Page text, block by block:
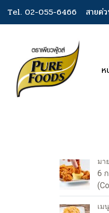
Tel. 02-055-6466 สายด่
ห
มา
6
เม